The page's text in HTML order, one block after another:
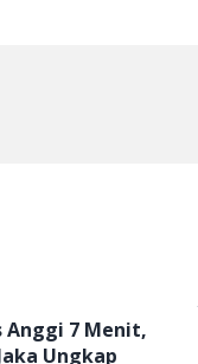
Anggi 7 Menit,
Ungkap